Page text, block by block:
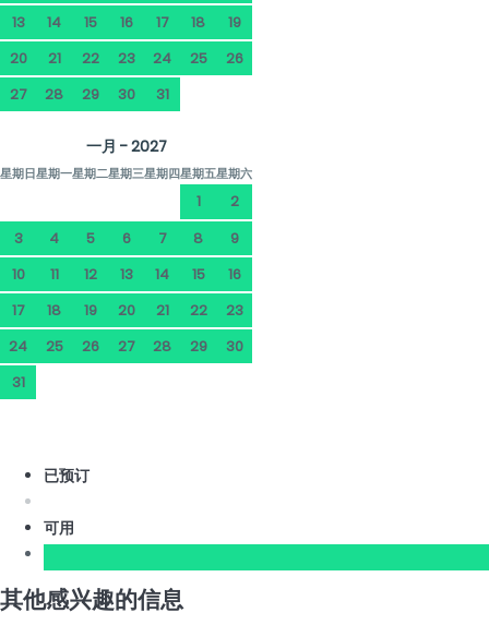
13
14 15 16 17 18
19
20
21 22 23 24 25
26
27
28 29 30 31
一月 - 2027
星期日星期一星期二星期三星期四星期五星期六
1
2
3
4 5 6 7 8
9
10
11 12 13 14 15
16
17
18 19 20 21 22
23
24
25 26 27 28 29
30
31
已预订
可用
其他感兴趣的信息